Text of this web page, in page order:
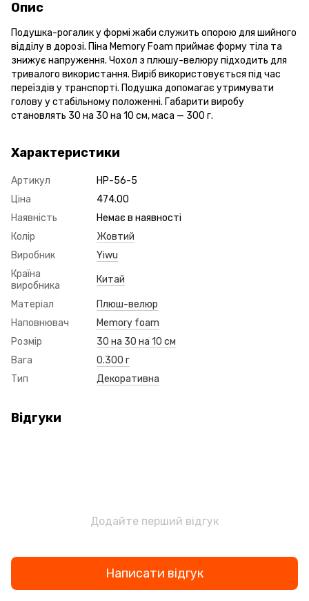
Опис
Подушка-рогалик у формі жаби служить опорою для шийного
відділу в дорозі. Піна Memory Foam приймає форму тіла та
знижує напруження. Чохол з плюшу-велюру підходить для
тривалого використання. Виріб використовується під час
переїздів у транспорті. Подушка допомагає утримувати
голову у стабільному положенні. Габарити виробу
становлять 30 на 30 на 10 см, маса — 300 г.
Характеристики
Артикул
HP-56-5
Ціна
474.00
Наявність
Немає в наявності
Колір
Жовтий
Виробник
Yiwu
Країна
виробника
Китай
Матеріал
Плюш-велюр
Наповнювач
Memory foam
Розмір
30 на 30 на 10 см
Вага
0.300 г
Тип
Декоративна
Відгуки
Додайте перший відгук
Написати відгук